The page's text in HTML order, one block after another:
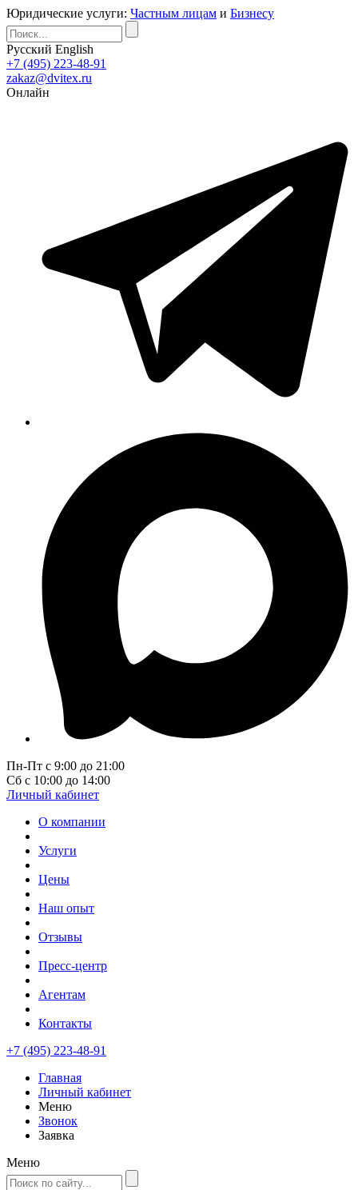
Юридические услуги: Частным лицам и Бизнесу
Русский English
+7 (495) 223-48-91
zakaz@dvitex.ru
Онлайн
Пн-Пт с 9:00 до 21:00
Сб с 10:00 до 14:00
Личный кабинет
О компании
Услуги
Цены
Наш опыт
Отзывы
Пресс-центр
Агентам
Контакты
+7 (495) 223-48-91
Главная
Личный кабинет
Меню
Звонок
Заявка
Меню